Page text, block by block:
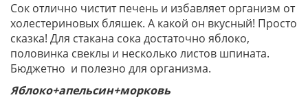
Сок отлично чистит печень и избавляет организм от
холестериновых бляшек. А какой он вкусный! Просто
сказка! Для стакана сока достаточно яблоко,
половинка свеклы и несколько листов шпината.
Бюджетно и полезно для организма.
Яблоко+апельсин+морковь